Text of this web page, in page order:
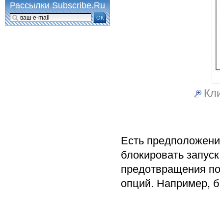
Есть
блокировать
предотвращения
опций. Например,
Рассылки Subscribe.Ru
ОК